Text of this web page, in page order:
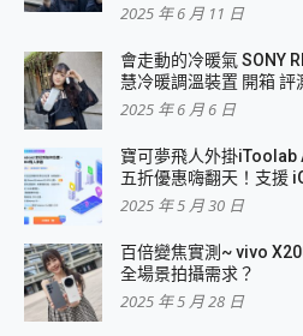
2025 年 6 月 11 日
會走動的冷暖氣 SONY
慧冷暖調溫裝置 開箱 評
2025 年 6 月 6 日
寶可夢飛人外掛iToolab
五折優惠嗨翻天！支援
2025 年 5 月 30 日
百倍變焦實測~ vivo
全場景拍攝需求？
2025 年 5 月 28 日